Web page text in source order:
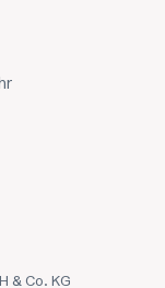
& Co. KG